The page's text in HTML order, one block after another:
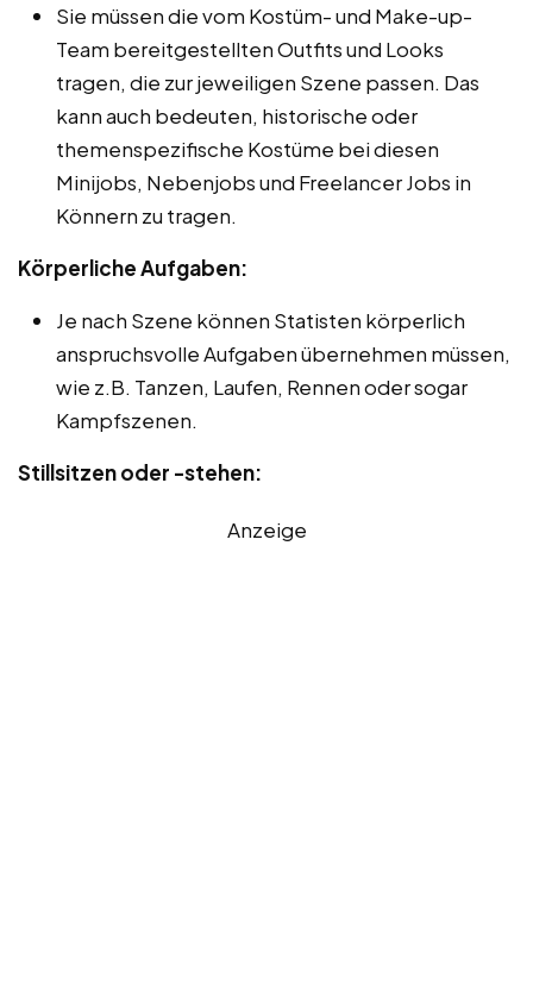
Sie müssen die vom Kostüm- und Make-up-
Team bereitgestellten Outfits und Looks
tragen, die zur jeweiligen Szene passen. Das
kann auch bedeuten, historische oder
themenspezifische Kostüme bei diesen
Minijobs, Nebenjobs und Freelancer Jobs in
Könnern zu tragen.
Körperliche Aufgaben:
Je nach Szene können Statisten körperlich
anspruchsvolle Aufgaben übernehmen müssen,
wie z.B. Tanzen, Laufen, Rennen oder sogar
Kampfszenen.
Stillsitzen oder -stehen:
Anzeige